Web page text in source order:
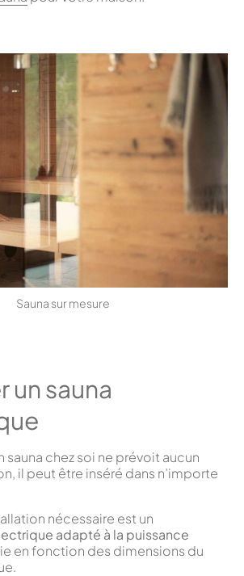
Sauna sur mesure
un sauna
sauna chez soi ne prévoit aucun
il peut être inséré dans n’importe
nécessaire est un
adapté à la puissance
en fonction des dimensions du